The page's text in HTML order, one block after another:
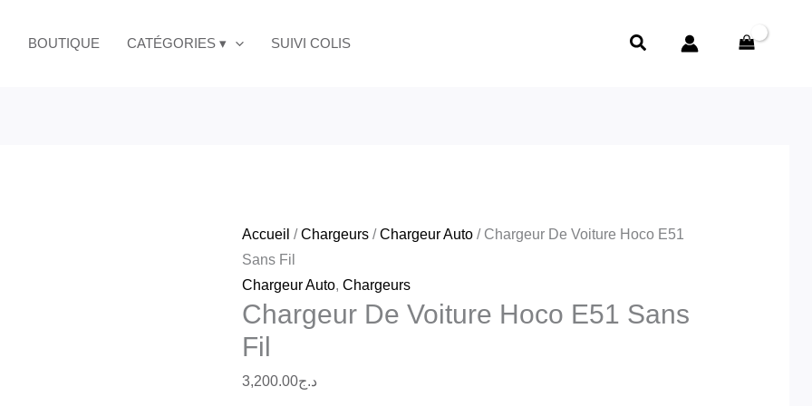
BOUTIQUE CATÉGORIES ▾ SUIVI COLIS Rechercher
Accueil /Chargeurs /Chargeur Auto / Chargeur De Voiture Hoco E51
Sans Fil
Chargeur Auto,Chargeurs
Chargeur De Voiture Hoco E51 Sans
Fil
د.ج3,200.00